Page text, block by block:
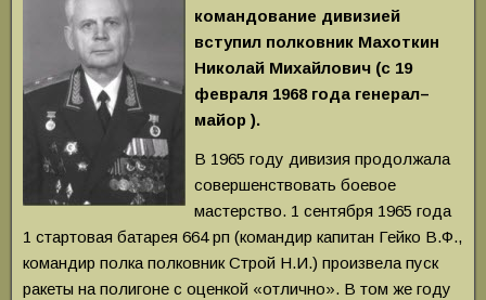
командование дивизией
вступил полковник Махоткин
Николай Михайлович (с 19
февраля 1968 года генерал–
майор ).
В 1965 году дивизия продолжала
совершенствовать боевое
мастерство. 1 сентября 1965 года
1 стартовая батарея 664 рп (командир капитан Гейко В.Ф.,
командир полка полковник Строй Н.И.) произвела пуск
ракеты на полигоне с оценкой «отлично». В том же году